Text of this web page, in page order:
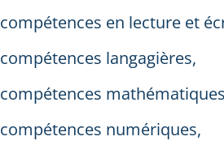
compétences en lecture et
compétences langagières,
compétences
compétences numériques,